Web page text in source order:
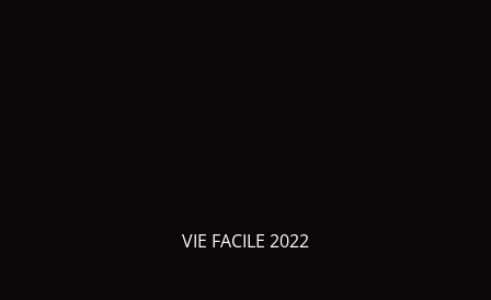
VIE FACILE 2022